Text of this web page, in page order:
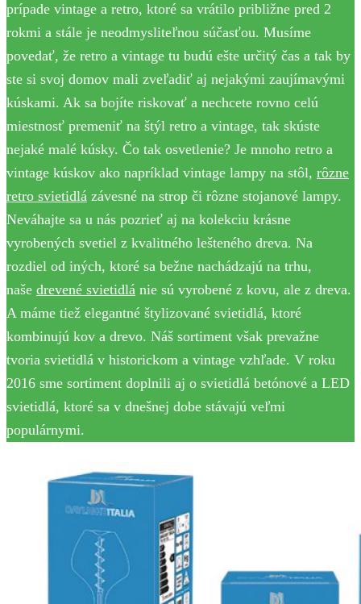
prípade vintage a retro, ktoré sa vrátilo približne pred 2
rokmi a stále je neodmysliteľnou súčasťou. Musíme
povedať, že retro a vintage tu budú ešte určitý čas a tak by
ste si svoj domov mali zveľadiť aj nejakými zaujímavými
kúskami. Ak sa bojíte riskovať a nechcete rovno celú
miestnosť premeniť na štýl retro a vintage, tak skúste
nejaké malé kúsky. Čo tak osvetlenie? Je mnoho retro a
vintage kúskov ako napríklad vintage lampy na stôl, rôzne
retro svietidlá závesné na strop či rôzne stojanové lampy.
Neváhajte sa u nás pozrieť aj na kolekciu krásne
vyrobených svetiel z kvalitného lešteného dreva. Na
rozdiel od iných, ktoré sa bežne nachádzajú na trhu,
naše drevené svietidlá nie sú vyrobené z kovu, ale z dreva.
A máme tiež elegantné štylizované svietidlá, ktoré
kombinujú kov a drevo. Náš sortiment však prevažne
tvoria svietidlá v historickom a vintage vzhľade. V roku
2016 sme sortiment doplnili aj o svietidlá betónové a LED
svietidlá, ktoré sa v dnešnej dobe stávajú veľmi
populárnymi.